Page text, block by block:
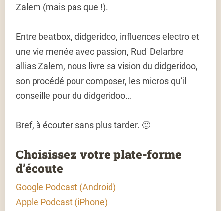
Zalem (mais pas que !).
Entre beatbox, didgeridoo, influences electro et
une vie menée avec passion, Rudi Delarbre
allias Zalem, nous livre sa vision du didgeridoo,
son procédé pour composer, les micros qu’il
conseille pour du didgeridoo…
Bref, à écouter sans plus tarder. 🙂
Choisissez votre plate-forme
d’écoute
Google Podcast (Android)
Apple Podcast (iPhone)